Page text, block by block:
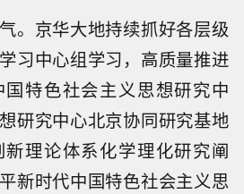
。京华大地持续抓好各层级
习中心组学习，高质量推进
特色社会主义思想研究中
研究中心北京协同研究基地
理论体系化学理化研究阐
新时代中国特色社会主义思